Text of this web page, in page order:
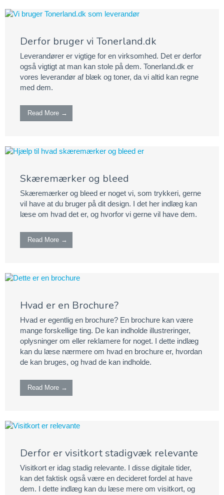
Derfor bruger vi Tonerland.dk
Leverandører er vigtige for en virksomhed. Det er derfor
også vigtigt at man kan stole på dem. Tonerland.dk er
vores leverandør af blæk og toner, da vi altid kan regne
med dem.
Read More →
Skæremærker og bleed
Skæremærker og bleed er noget vi, som trykkeri, gerne
vil have at du bruger på dit design. I det her indlæg kan
læse om hvad det er, og hvorfor vi gerne vil have dem.
Read More →
Hvad er en Brochure?
Hvad er egentlig en brochure? En brochure kan være
mange forskellige ting. De kan indholde illustreringer,
oplysninger om eller reklamere for noget. I dette indlæg
kan du læse nærmere om hvad en brochure er, hvordan
de kan bruges, og hvad de kan indholde.
Read More →
Derfor er visitkort stadigvæk relevante
Visitkort er idag stadig relevante. I disse digitale tider,
kan det faktisk også være en decideret fordel at have
dem. I dette indlæg kan du læse mere om visitkort, og